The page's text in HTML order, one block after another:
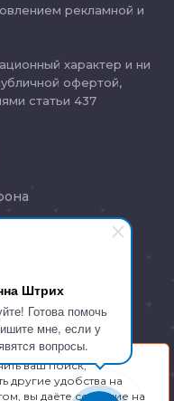
Штрих
Готова помочь
мне, если у
вопросы.
рекламной и
характер и ни
офертой,
статьи 437
ваш поиск,
другие удобства на
вы даёте согласие на